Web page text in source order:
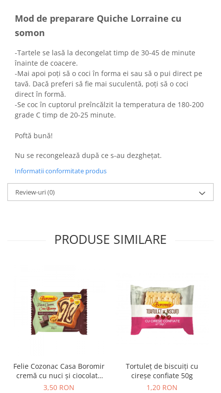
Paine ambalata
Chifle
Snack-uri sărate
Covrigi cu ulei de masline
Covrigi de Buzau
Grisine
Crochete
Arpacas si pesmet
Malai
Produse congelate
Panificatie congelata
Baton Cookie congelat
Fursecuri vrac
Congelate brutarie
Cadouri
Pachete Cadou
Vinuri Casa Isarescu
Accesorii Boromir
Dulciurile Feleacul
Mod de preparare Quiche Lorraine cu
somon
-Tartele se lasă la decongelat timp de 30-45 de minute
înainte de coacere.
-Mai apoi poți să o coci în forma ei sau să o pui direct pe
tavă. Dacă preferi să fie mai suculentă, poți să o coci
direct în formă.
-Se coc în cuptorul preîncălzit la temperatura de 180-200
grade C timp de 20-25 minute.
Poftă bună!
Nu se recongelează după ce s-au dezghețat.
Informatii conformitate produs
Review-uri(0)
PRODUSE SIMILARE
Felie Cozonac Casa Boromir
cremă cu nuci și ciocolată
80g
3,50 RON
Tortuleț de biscuiți cu
cireșe confiate 50g
1,20 RON